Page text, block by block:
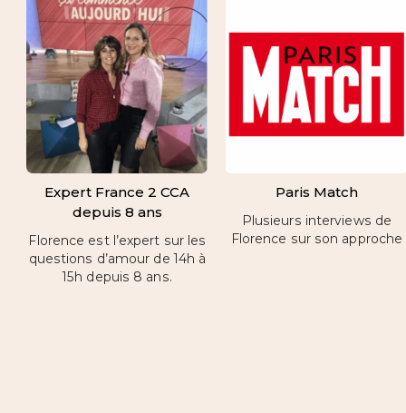
Expert France 2 CCA
depuis 8 ans
Florence est l’expert sur les
questions d’amour de 14h à
15h depuis 8 ans.
Paris Match
Plusieurs interviews de
Florence sur son approche